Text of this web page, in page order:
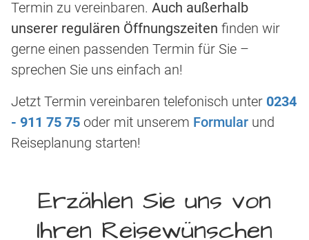
Termin zu vereinbaren. Auch außerhalb
unserer regulären Öffnungszeiten finden wir
gerne einen passenden Termin für Sie –
sprechen Sie uns einfach an!
Jetzt Termin vereinbaren telefonisch unter 0234
- 911 75 75 oder mit unserem Formular und
Reiseplanung starten!
Erzählen Sie uns von
Ihren Reisewünschen